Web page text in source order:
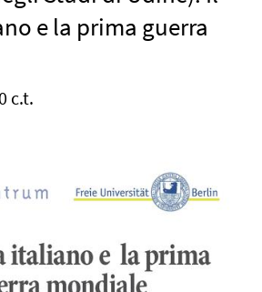
e la prima guerra
c.t.